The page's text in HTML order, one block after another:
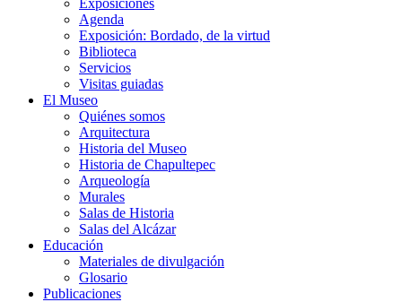
Exposiciones
Agenda
Exposición: Bordado, de la virtud
Biblioteca
Servicios
Visitas guiadas
El Museo
Quiénes somos
Arquitectura
Historia del Museo
Historia de Chapultepec
Arqueología
Murales
Salas de Historia
Salas del Alcázar
Educación
Materiales de divulgación
Glosario
Publicaciones